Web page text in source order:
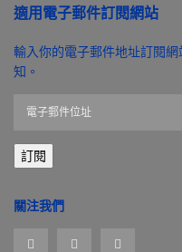
適用電子郵件訂閱網站
輸入你的電子郵件地址訂閱
知。
郵
件
址
訂閱
關注我們